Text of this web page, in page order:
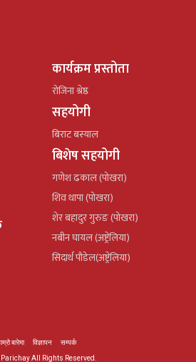
कार्यक्रम प्रस्तोता
रोजिना श्रेष्ठ
सहयोगी
बिराट बस्याल
बिशेष सहयोगी
गणेश ढकाल (पोखरा)
शिव थापा (पोखरा)
शेर बहादुर गुरुङ (पोखरा)
नबीन घायल (अष्ट्रेलिया)
सिदार्थ पौडेल(अष्ट्रेलिया)
बारेमा विज्ञापन
सम्पर्क
All Rights Reserved.